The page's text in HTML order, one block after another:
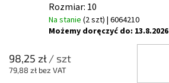
Rozmiar: 10
Na stanie (2 szt) | 6064210
Możemy doręczyć do: 13.8.2026
98,25 zł/ szt
79,88 zł bez VAT